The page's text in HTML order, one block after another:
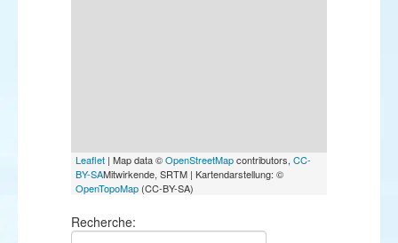
Leaflet | Map data ©OpenStreetMapcontributors, CC-
BY-SAMitwirkende, SRTM | Kartendarstellung: ©
OpenTopoMap (CC-BY-SA)
Recherche: